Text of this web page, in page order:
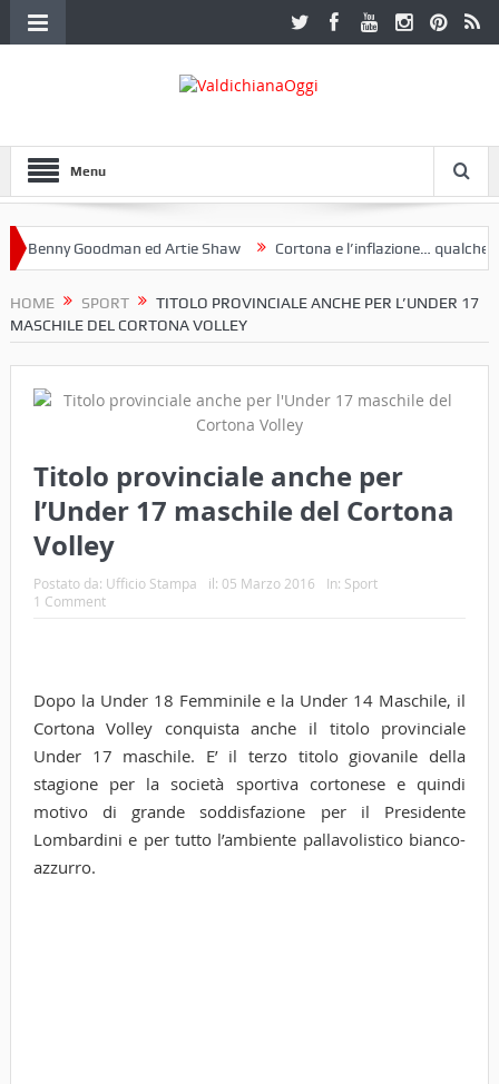
Menu
Goodman ed Artie Shaw Cortona e l’inflazione… qualche
HOME SPORT
TITOLO PROVINCIALE ANCHE PER L’UNDER 17
MASCHILE DEL CORTONA VOLLEY
Titolo provinciale anche per
l’Under 17 maschile del Cortona
Volley
Postato da: Ufficio Stampa il: 05 Marzo 2016 In: Sport
1 Comment
Dopo la Under 18 Femminile e la Under 14 Maschile, il
Cortona Volley conquista anche il titolo provinciale
Under 17 maschile. E’ il terzo titolo giovanile della
stagione per la società sportiva cortonese e quindi
motivo di grande soddisfazione per il Presidente
Lombardini e per tutto l’ambiente pallavolistico bianco-
azzurro.